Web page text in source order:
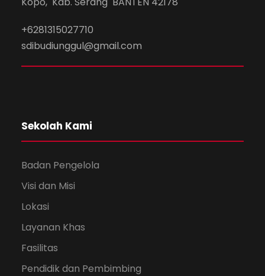
+6281315027710
sdibudiunggul@gmail.com
Sekolah Kami
Badan Pengelola
Visi dan Misi
Lokasi
Layanan Khas
Fasilitas
Pendidik dan Pembimbing